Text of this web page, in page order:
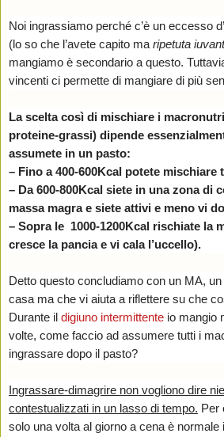
Noi ingrassiamo perché c’è un eccesso
(lo so che l’avete capito ma ripetuta iuvant
mangiamo è secondario a questo.
vincenti ci permette di mangiare di più
La scelta così di mischiare i
proteine-grassi) dipende
assumete in un pasto:
– Fino a 400-600Kcal potete
– Da 600-800Kcal siete in una zona di
massa magra e siete attivi e meno vi
– Sopra le 1000-1200Kcal rischiate la
cresce la pancia e vi cala l’uccello).
Detto questo concludiamo con un MA,
casa ma che vi aiuta a riflettere su che
Durante il digiuno intermittente io mangio
volte, come faccio ad assumere tutti i
ingrassare dopo il pasto?
Ingrassare-dimagrire non vogliono dire
contestualizzati in un lasso di tempo. Per
solo una volta al giorno a cena è normale